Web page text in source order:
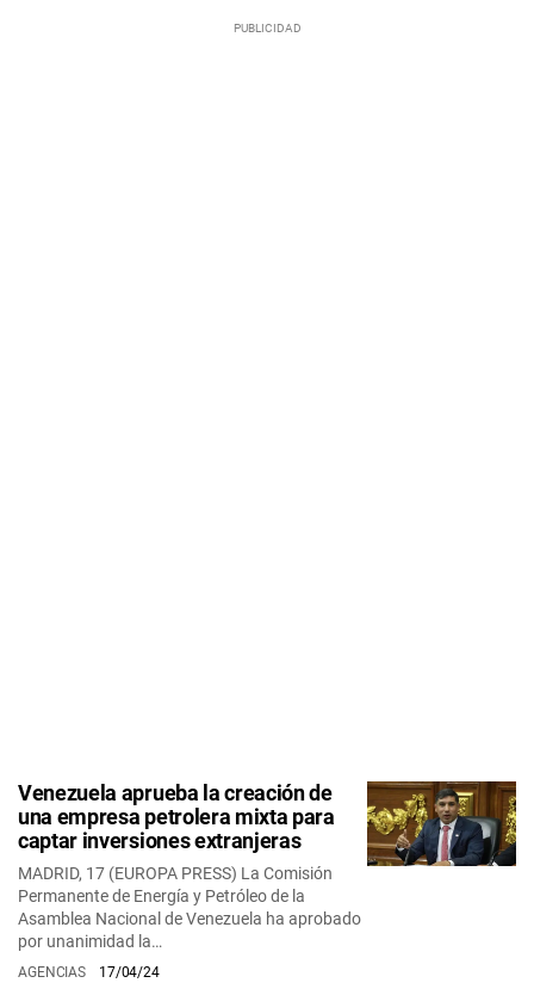
Venezuela aprueba la creación de
una empresa petrolera mixta para
captar inversiones extranjeras
MADRID, 17 (EUROPA PRESS) La Comisión
Permanente de Energía y Petróleo de la
Asamblea Nacional de Venezuela ha aprobado
por unanimidad la…
AGENCIAS 17/04/24